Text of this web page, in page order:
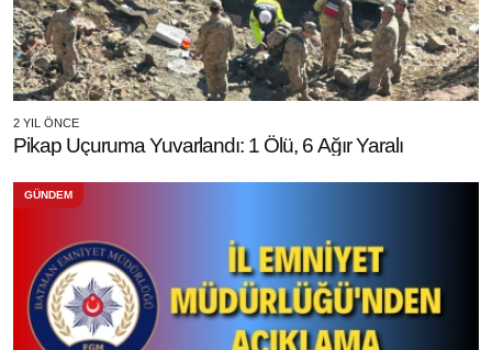
2 YIL ÖNCE
Pikap Uçuruma Yuvarlandı: 1 Ölü, 6 Ağır Yaralı
GÜNDEM